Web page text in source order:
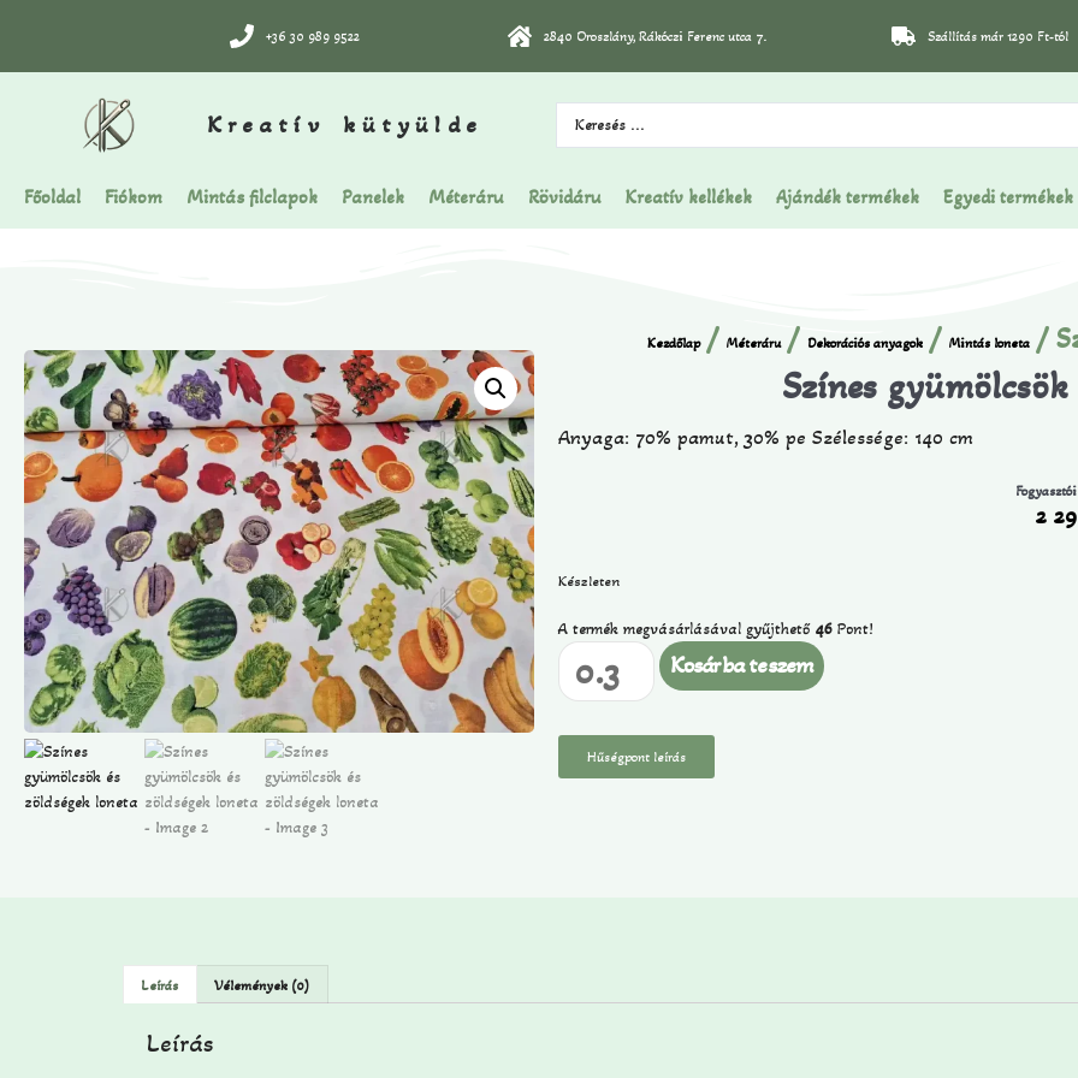
+36 30 989 9522 2840 Oroszlány, Rákóczi Ferenc utca 7. Szállítás már 1290 Ft-tól
Kreatív kütyülde
Főoldal Fiókom Mintás filclapok Panelek Méteráru Rövidáru Kreatív kellékek Ajándék termékek Egyedi termékek
Kezdőlap/ Méteráru/ Dekorációs anyagok/ Mintás loneta/
Színes
Anyaga: 70% pamut, 30% pe Szélessége: 140 cm
2
Készleten
A termék megvásárlásával gyűjthető 46Pont!
Kosárba teszem
Hűségpont leírás
Leírás Vélemények (0)
Leírás